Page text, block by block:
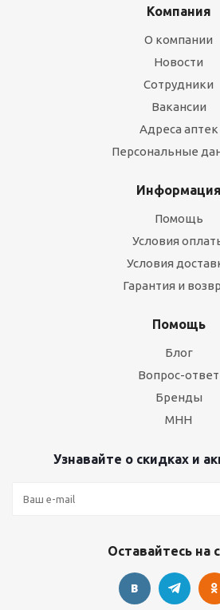
Компания
О компании
Новости
Сотрудники
Вакансии
Адреса аптек
Персональные
Информация
Помощь
Условия
Условия
Гарантия и
Помощь
Блог
Вопрос-ответ
Бренды
МНН
Узнавайте о скидках и
Оставайтесь на